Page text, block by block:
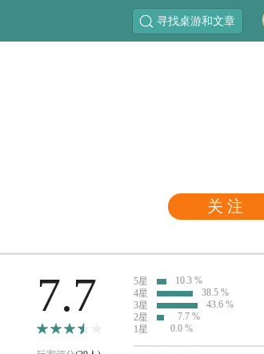
寻找桌游和文章
关 注
7.7 5星
10.3 %
4星
38.5 %
3星
43.6 %
2星
7.7 %
1星
0.0 %